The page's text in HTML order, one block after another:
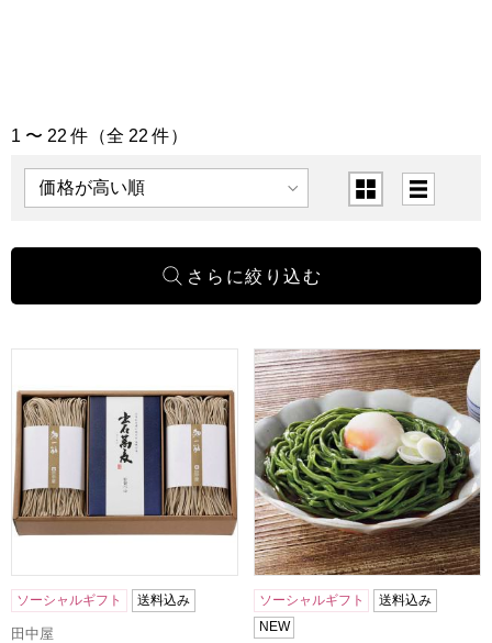
「麺類・米・パン」の商品一覧
1 〜 22 件（全 22 件）
表示順 表示切替
兵庫 田中屋 出石そば16人前つゆ付き めん160g×8、つゆ
ソーシャルギフト 送料込み
田中屋
井上商店 わかめ麺ギフトセ
ソーシャルギフト
送料込み
NEW